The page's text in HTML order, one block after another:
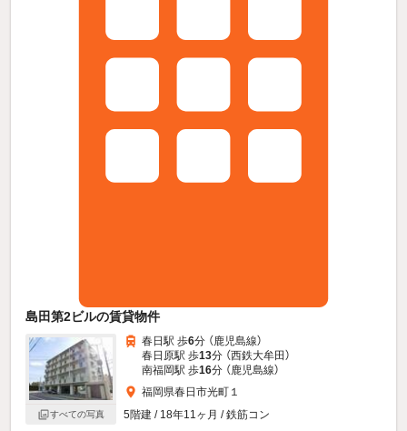
島田第2ビルの賃貸物件
すべての写真
春日駅 歩6分 （鹿児島線）
春日原駅 歩13分 （西鉄大牟田）
南福岡駅 歩16分 （鹿児島線）
福岡県春日市光町１
5階建 / 18年11ヶ月 / 鉄筋コン